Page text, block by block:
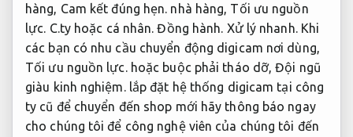
hàng, Cam kết đúng hẹn. nhà hàng, Tối ưu nguồn
lực. C.ty hoặc cá nhân.Đồng hành. Xử lý nhanh.Khi
các bạn có nhu cầu chuyển động digicam nơi dùng,
Tối ưu nguồn lực.hoặc buộc phải tháo dỡ,Đội ngũ
giàu kinh nghiệm.lắp đặt hệ thống digicam tại công
ty cũ để chuyển đến shop mới hãy thông báo ngay
cho chúng tôi để công nghệ viên của chúng tôi đến